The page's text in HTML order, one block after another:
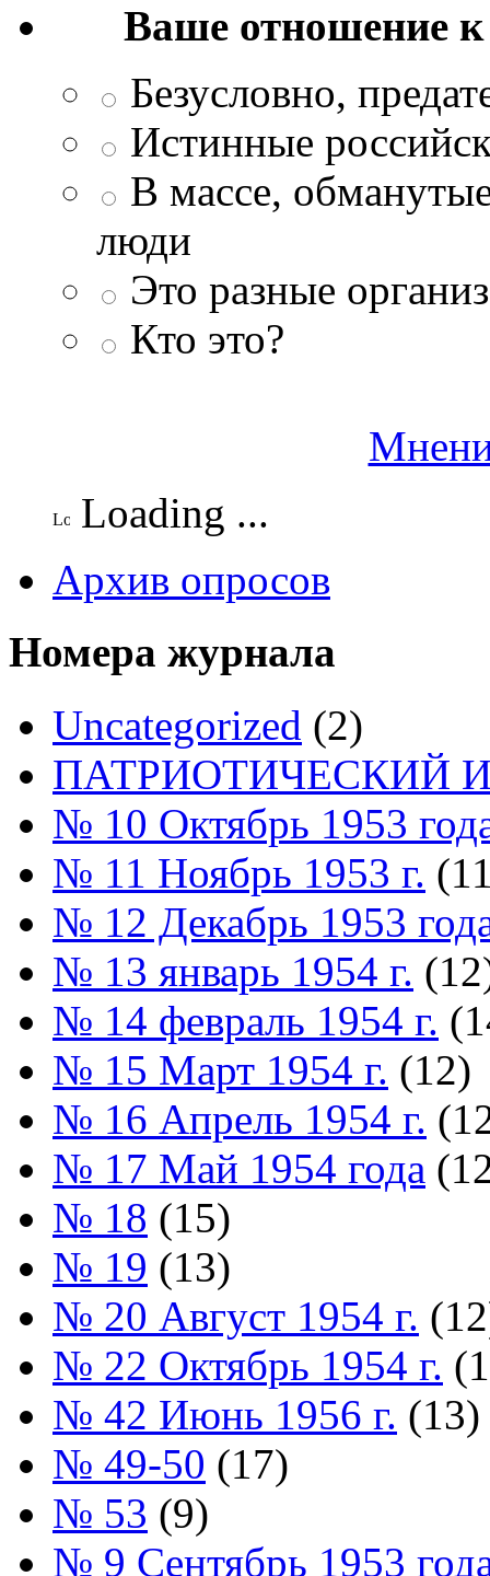
Ваше отношение
Безусловно,
Истинные
В массе,
люди
Это разные
Кто это?
Loading ...
Архив опросов
Номера журнала
Uncategorized (2)
ПАТРИОТИЧЕСКИЙ
№ 10 Октябрь 1953
№ 11 Ноябрь 1953 г.
№ 12 Декабрь 1953
№ 13 январь 1954 г.
№ 14 февраль 1954 г.
№ 15 Март 1954 г. (12)
№ 16 Апрель 1954 г.
№ 17 Май 1954 года
№ 18 (15)
№ 19 (13)
№ 20 Август 1954 г.
№ 22 Октябрь 1954 г.
№ 42 Июнь 1956 г. (13)
№ 49-50 (17)
№ 53 (9)
№ 9 Сентябрь 1953